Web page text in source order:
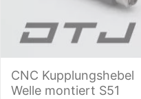
CNC Kupplungshebel
Welle montiert S51